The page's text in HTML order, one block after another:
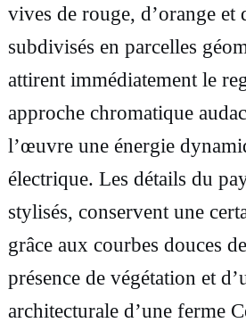
u
i
l
e
s
u
r
t
o
i
vives de rouge, d’orange et
subdivisés en parcelles
attirent immédiatement le
approche chromatique
l’œuvre une énergie
électrique. Les détails du
stylisés, conservent une
grâce aux courbes douces
présence de végétation et
architecturale d’une ferme